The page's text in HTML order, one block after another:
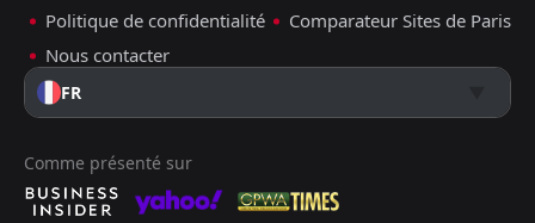
Politique de confidentialité
Nous contacter
Comparateur Sites de Paris
FR
Comme présenté sur